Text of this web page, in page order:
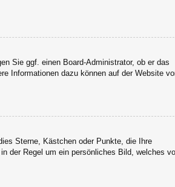
Sie ggf. einen Board-Administrator, ob er das
Informationen dazu können auf der Website
Sterne, Kästchen oder Punkte, die Ihre
der Regel um ein persönliches Bild, welches